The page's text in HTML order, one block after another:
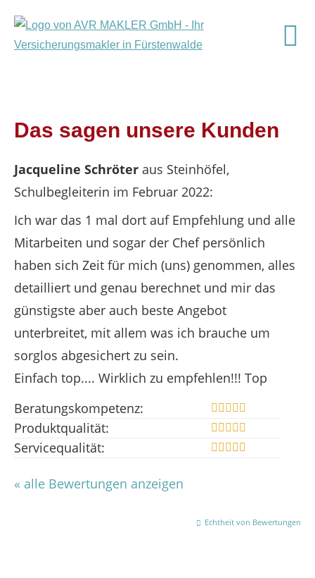
Das sagen unsere Kunden
Jacqueline Schröter aus Steinhöfel,
Schulbegleiterin im Februar 2022:
Ich war das 1 mal dort auf Empfehlung und alle
Mitarbeiten und sogar der Chef persönlich
haben sich Zeit für mich (uns) genommen, alles
detailliert und genau berechnet und mir das
günstigste aber auch beste Angebot
unterbreitet, mit allem was ich brauche um
sorglos abgesichert zu sein.
Einfach top.... Wirklich zu empfehlen!!! Top
Beratungskompetenz:
Produktqualität:
Servicequalität:
« alle Bewertungen anzeigen
Echtheit von Bewertungen